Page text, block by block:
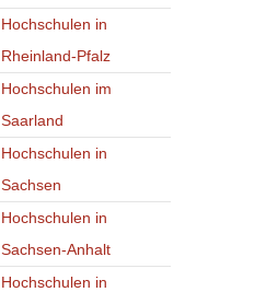
Hochschulen in
Rheinland-Pfalz
Hochschulen im
Saarland
Hochschulen in
Sachsen
Hochschulen in
Sachsen-Anhalt
Hochschulen in